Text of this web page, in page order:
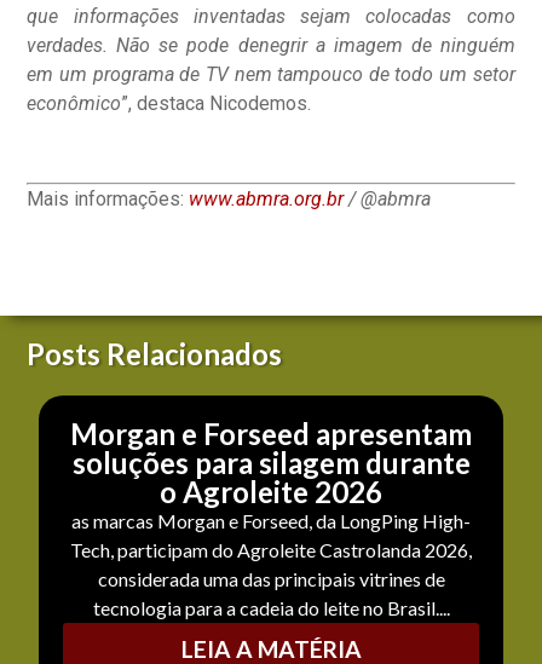
que informações inventadas sejam colocadas como
verdades. Não se pode denegrir a imagem de ninguém
em um programa de TV nem tampouco de todo um setor
econômico”, destaca Nicodemos.
Mais informações: www.abmra.org.br/ @abmra
Posts Relacionados
Morgan e Forseed apresentam
soluções para silagem durante
o Agroleite 2026
as marcas Morgan e Forseed, da LongPing High-
Tech, participam do Agroleite Castrolanda 2026,
considerada uma das principais vitrines de
tecnologia para a cadeia do leite no Brasil....
LEIA A MATÉRIA